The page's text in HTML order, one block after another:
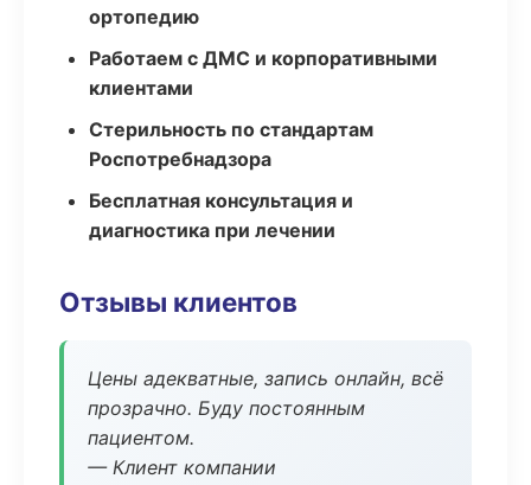
ортопедию
Работаем с ДМС и корпоративными
клиентами
Стерильность по стандартам
Роспотребнадзора
Бесплатная консультация и
диагностика при лечении
Отзывы клиентов
Цены адекватные, запись онлайн, всё
прозрачно. Буду постоянным
пациентом.
— Клиент компании